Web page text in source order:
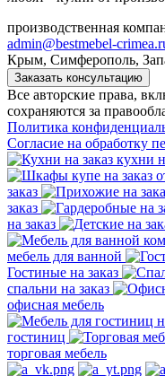
производственная
admin@bestmebel-
Крым, Симферополь,
Заказать консультацию
Все авторские права,
сохраняются за
Политика
Согласие на обработку
кухни
заказ
заказ
на заказ
мебель для ванной
Гостиные на заказ
спальни на заказ
офисная мебель
гостиниц
торговая мебель